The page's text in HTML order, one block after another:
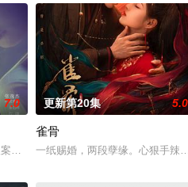
苗族自治州德夯大峡谷、吉首矮寨等
闻，反映出一系列既引人发笑、又令
7.0
件，成为国安干警沈殊途的调查对象
更新第20集 5.0
雀骨
一纸赐婚，两段孽缘。心狠手辣